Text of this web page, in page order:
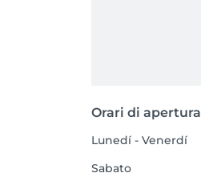
Orari di apertura
Lunedí - Venerdí
Sabato